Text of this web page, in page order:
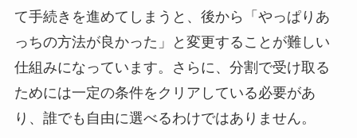
て手続きを進めてしまうと、後から「やっぱりあ
っちの方法が良かった」と変更することが難しい
仕組みになっています。さらに、分割で受け取る
ためには一定の条件をクリアしている必要があ
り、誰でも自由に選べるわけではありません。